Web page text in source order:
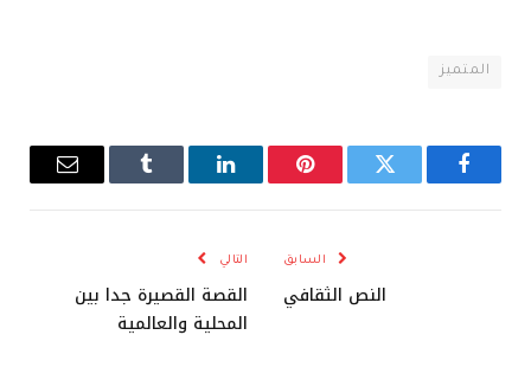
المتميز
فيسبوك تويتر بينتيريستلينكدإن Tumblr
البريد
السابق
النص الثقافي
التالي
القصة القصيرة جدا بين
المحلية والعالمية